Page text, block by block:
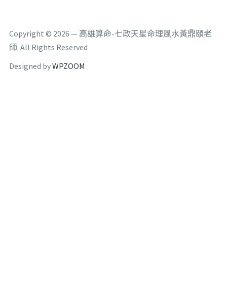
Copyright © 2026 — 高雄算命-七政天星命理風水黃鼎頤老
師. All Rights Reserved
Designed byWPZOOM